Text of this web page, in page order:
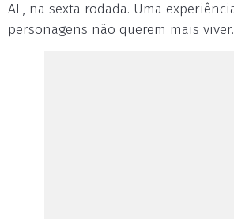
AL, na sexta rodada. Uma
personagens não querem mais viver.